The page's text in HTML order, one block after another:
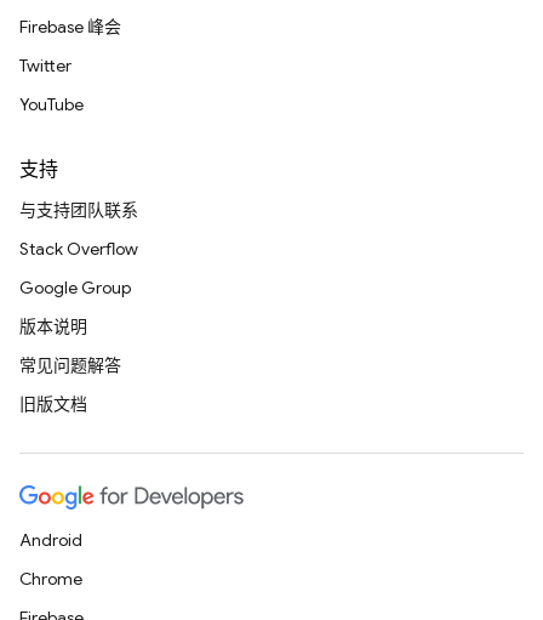
Firebase 峰会
Twitter
YouTube
支持
与支持团队联系
Stack Overflow
Google Group
版本说明
常见问题解答
旧版文档
Android
Chrome